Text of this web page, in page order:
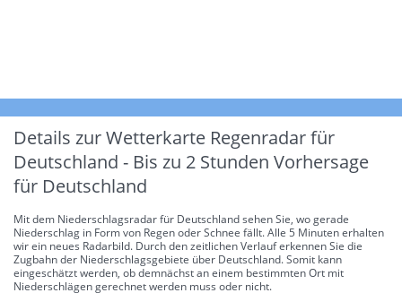
Details zur Wetterkarte Regenradar für
Deutschland - Bis zu 2 Stunden Vorhersage
für Deutschland
Mit dem Niederschlagsradar für Deutschland sehen Sie, wo gerade
Niederschlag in Form von Regen oder Schnee fällt. Alle 5 Minuten erhalten
wir ein neues Radarbild. Durch den zeitlichen Verlauf erkennen Sie die
Zugbahn der Niederschlagsgebiete über Deutschland. Somit kann
eingeschätzt werden, ob demnächst an einem bestimmten Ort mit
Niederschlägen gerechnet werden muss oder nicht.